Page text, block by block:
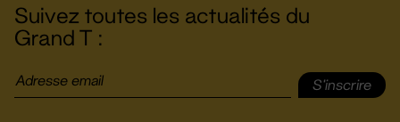
Suivez toutes les actualités du
Grand T :
S'inscrire